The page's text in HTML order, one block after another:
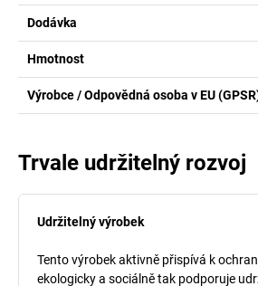
Dodávka
Hmotnost
Výrobce / Odpovědná osoba v EU
Trvale udržitelný rozvoj
Udržitelný výrobek
Tento výrobek aktivně přispívá k
ekologicky a sociálně tak podporuje